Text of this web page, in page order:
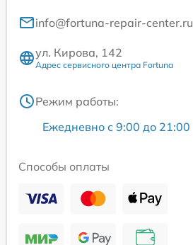
info@fortuna-repair-center.ru
ул. Кирова, 142
Адрес сервисного центра Fortuna
Режим работы:
Ежедневно с 9:00 до 21:00
Способы оплаты